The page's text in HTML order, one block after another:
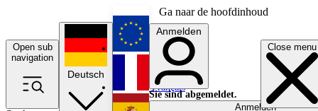
Ga naar de hoofdinhoud
Open sub
navigation
Close menu
Deutsch
English
Français
Anmelden
Sie sind abgemeldet.
Anmelden